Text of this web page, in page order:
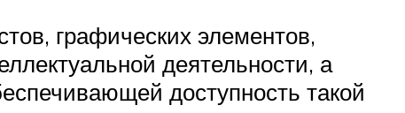
графических элементов,
деятельности, а
доступность такой